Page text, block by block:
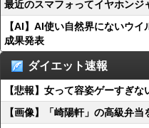
最近のスマフォってイヤホンジ
【AI】AI使い自然界にないウ
成果発表
ダイエット速報
【悲報】女って容姿ゲーすぎな
【画像】「崎陽軒」の高級弁